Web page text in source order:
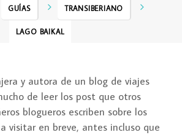
GUÍAS TRANSIBERIANO
LAGO BAIKAL
y autora de un blog de viajes
de leer los post que otros
blogueros escriben sobre los
visitar en breve, antes incluso que